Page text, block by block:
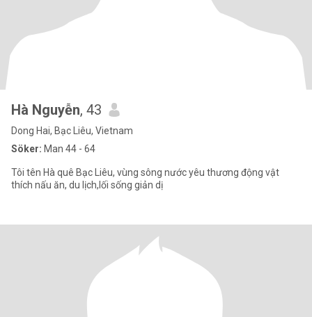
Hà Nguyễn, 43
Dong Hai, Bạc Liêu, Vietnam
Söker: Man 44 - 64
Tôi tên Hà quê Bạc Liêu, vùng sông nước yêu thương động vật
thích nấu ăn, du lịch,lối sống giản dị